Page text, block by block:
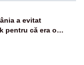
a evitat
pentru că era o
și fondurile de